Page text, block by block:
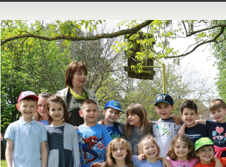
View
Larger
Image